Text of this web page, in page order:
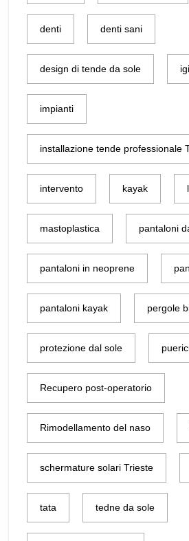
denti denti sani
design di tende da sole
impianti
installazione tende professionale
intervento kayak
mastoplastica pantaloni
pantaloni in neoprene
pantaloni kayak pergole
protezione dal sole
Recupero post-operatorio
Rimodellamento del naso
schermature solari Trieste
tata tedne da sole